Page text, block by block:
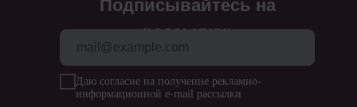
Подписывайтесь на
рассылку:
Даю согласие на получение рекламно-
информационной e-mail рассылки